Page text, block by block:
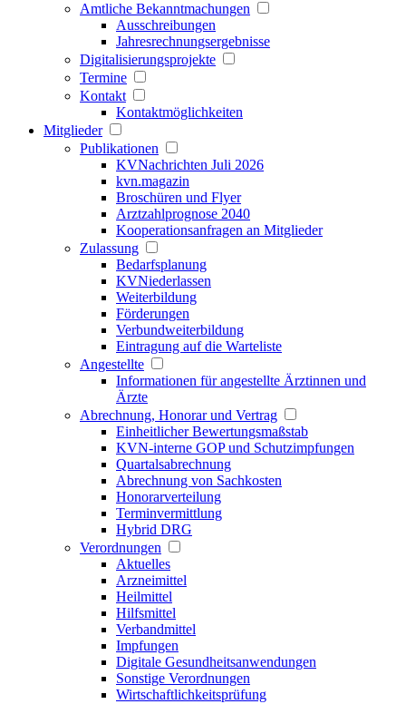
Amtliche Bekanntmachungen
Ausschreibungen
Jahresrechnungsergebnisse
Digitalisierungsprojekte
Termine
Kontakt
Kontaktmöglichkeiten
Mitglieder
Publikationen
KVNachrichten Juli 2026
kvn.magazin
Broschüren und Flyer
Arztzahlprognose 2040
Kooperationsanfragen an Mitglieder
Zulassung
Bedarfsplanung
KVNiederlassen
Weiterbildung
Förderungen
Verbundweiterbildung
Eintragung auf die Warteliste
Angestellte
Informationen für angestellte Ärztinnen und
Ärzte
Abrechnung, Honorar und Vertrag
Einheitlicher Bewertungsmaßstab
KVN-interne GOP und Schutzimpfungen
Quartalsabrechnung
Abrechnung von Sachkosten
Honorarverteilung
Terminvermittlung
Hybrid DRG
Verordnungen
Aktuelles
Arzneimittel
Heilmittel
Hilfsmittel
Verbandmittel
Impfungen
Digitale Gesundheitsanwendungen
Sonstige Verordnungen
Wirtschaftlichkeitsprüfung